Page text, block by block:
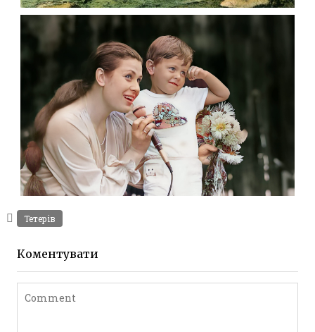
ЖИТОМИР
Фото Житомира період
до 1917 року
Leave a comment
МИХАЙЛО ОЛЕКСІЙОВИЧ П’ЄХ ФОТО
ЖИТОМИРА
Фото Житомир (1970-
Тетерів
Коментувати